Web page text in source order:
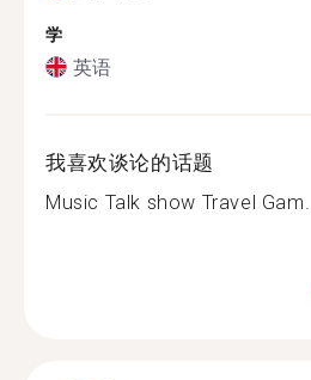
学
英语
我喜欢谈论的话题
Music Talk show Travel Gam...